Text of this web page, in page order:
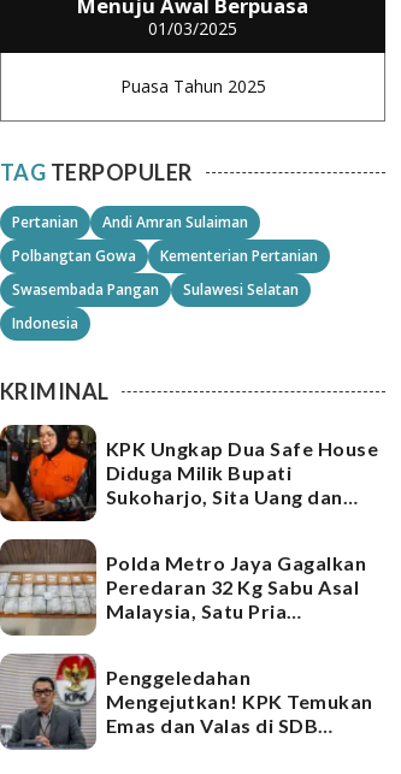
Menuju Awal Berpuasa
01/03/2025
Puasa Tahun 2025
TAG TERPOPULER
Pertanian
Andi Amran Sulaiman
Polbangtan Gowa
Kementerian Pertanian
Swasembada Pangan
Sulawesi Selatan
Indonesia
KRIMINAL
KPK Ungkap Dua Safe House
Diduga Milik Bupati
Sukoharjo, Sita Uang dan
Polda Metro Jaya Gagalkan
Peredaran 32 Kg Sabu Asal
Malaysia, Satu Pria
Penggeledahan
Mengejutkan! KPK Temukan
Emas dan Valas di SDB